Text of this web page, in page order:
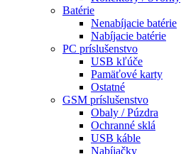
Batérie
Nenabíjacie batérie
Nabíjacie batérie
PC príslušenstvo
USB kľúče
Pamäťové karty
Ostatné
GSM príslušenstvo
Obaly / Púzdra
Ochranné sklá
USB káble
Nabíjačky